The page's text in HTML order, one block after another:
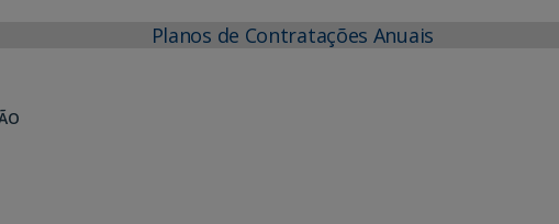
Planos de Contratações Anuais